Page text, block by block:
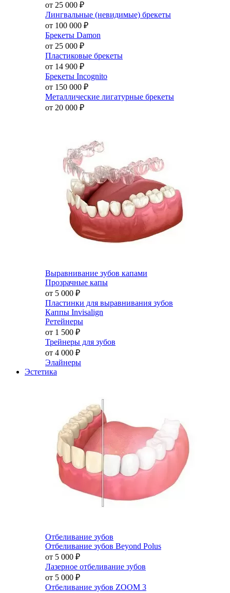
от 25 000 ₽
Лингвальные (невидимые) брекеты
от 100 000 ₽
Брекеты Damon
от 25 000 ₽
Пластиковые брекеты
от 14 900 ₽
Брекеты Incognito
от 150 000 ₽
Металлические лигатурные брекеты
от 20 000 ₽
Выравнивание зубов капами
Прозрачные капы
от 5 000 ₽
Пластинки для выравнивания зубов
Каппы Invisalign
Ретейнеры
от 1 500 ₽
Трейнеры для зубов
от 4 000 ₽
Элайнеры
Эстетика
Отбеливание зубов
Отбеливание зубов Beyond Polus
от 5 000 ₽
Лазерное отбеливание зубов
от 5 000 ₽
Отбеливание зубов ZOOM 3